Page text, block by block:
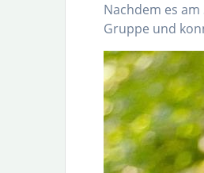
Nachdem es
Gruppe und